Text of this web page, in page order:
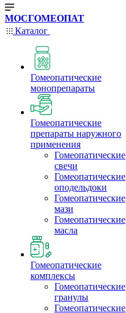
МОСГОМЕОПАТ
Каталог
Гомеопатические
монопрепараты
Гомеопатические
препараты наружного
применения
Гомеопатические
свечи
Гомеопатические
оподельдоки
Гомеопатические
мази
Гомеопатические
масла
Гомеопатические
комплексы
Гомеопатические
гранулы
Гомеопатические